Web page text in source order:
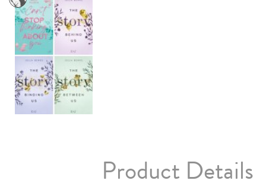
Product Details